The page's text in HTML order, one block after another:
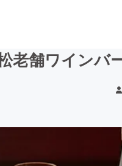
音
老舗ワインバ